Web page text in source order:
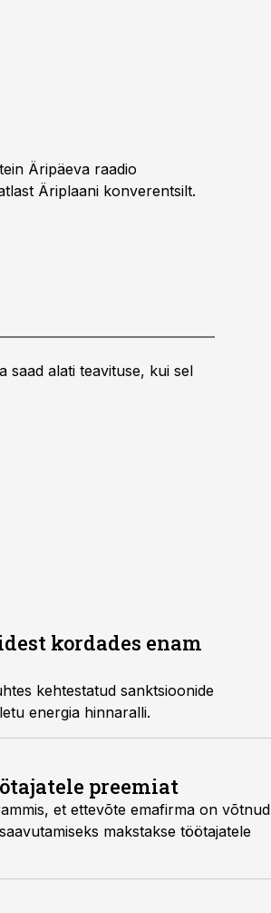
Äripäeva raadio
Äriplaani konverentsilt.
saad alati teavituse, kui sel
kordades enam
kehtestatud sanktsioonide
energia hinnaralli.
preemiat
et ettevõte emafirma on võtnud
makstakse töötajatele